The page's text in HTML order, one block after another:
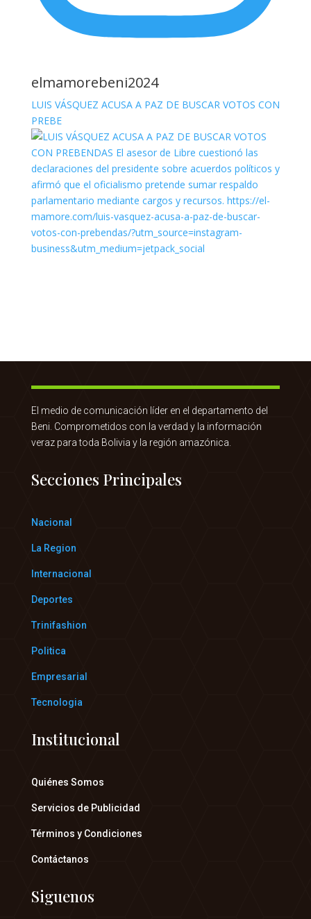
elmamorebeni2024
LUIS VÁSQUEZ ACUSA A PAZ DE BUSCAR VOTOS CON
PREBE
El medio de comunicación líder en el departamento del
Beni. Comprometidos con la verdad y la información
veraz para toda Bolivia y la región amazónica.
Secciones Principales
Nacional
La Region
Internacional
Deportes
Trinifashion
Politica
Empresarial
Tecnologia
Institucional
Quiénes Somos
Servicios de Publicidad
Términos y Condiciones
Contáctanos
Siguenos